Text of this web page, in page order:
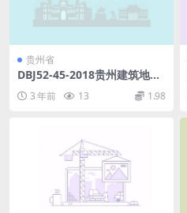
贵州省
DBJ52-45-2018贵州建筑地基
3 年前 13 1.98